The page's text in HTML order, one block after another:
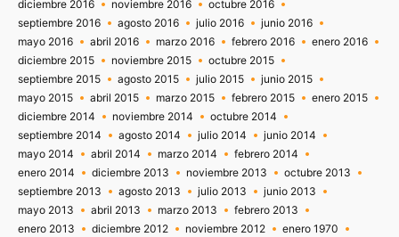
diciembre 2016
noviembre 2016
octubre 2016
septiembre 2016
agosto 2016 julio 2016
junio 2016
mayo 2016
abril 2016 marzo 2016 febrero 2016
enero 2016
diciembre 2015
noviembre 2015
octubre 2015
septiembre 2015
agosto 2015 julio 2015
junio 2015
mayo 2015
abril 2015 marzo 2015 febrero 2015
enero 2015
diciembre 2014
noviembre 2014
octubre 2014
septiembre 2014
agosto 2014 julio 2014
junio 2014
mayo 2014
abril 2014 marzo 2014
febrero 2014
enero 2014
diciembre 2013 noviembre 2013
octubre 2013
septiembre 2013
agosto 2013 julio 2013
junio 2013
mayo 2013
abril 2013 marzo 2013
febrero 2013
enero 2013
diciembre 2012 noviembre 2012 enero 1970